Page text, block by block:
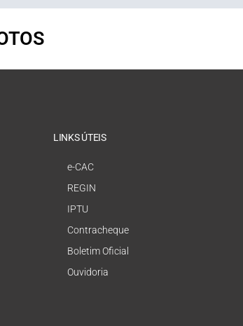
LINKS ÚTEIS
e-CAC
REGIN
IPTU
Contracheque
Boletim Oficial
Ouvidoria